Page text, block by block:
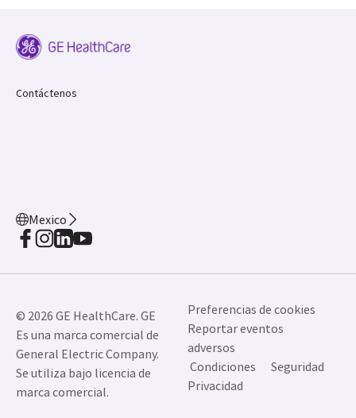
Contáctenos
Mexico
© 2026 GE HealthCare. GE
Es una marca comercial de
General Electric Company.
Se utiliza bajo licencia de
marca comercial.
Preferencias de cookies
Reportar eventos
adversos
Condiciones
Seguridad
Privacidad